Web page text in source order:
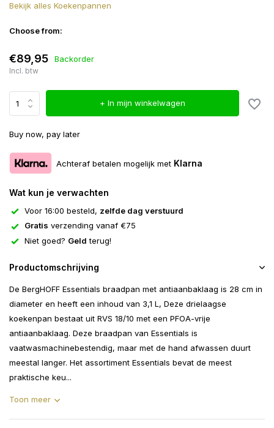
Bekijk alles Koekenpannen
Choose from:
€89,95 Backorder
Incl. btw
+ In mijn winkelwagen
Buy now, pay later
Achteraf betalen mogelijk met Klarna
Wat kun je verwachten
Voor 16:00 besteld, zelfde dag verstuurd
Gratis verzending vanaf €75
Niet goed? Geld terug!
Productomschrijving
De BergHOFF Essentials braadpan met antiaanbaklaag is 28 cm in
diameter en heeft een inhoud van 3,1 L, Deze drielaagse
koekenpan bestaat uit RVS 18/10 met een PFOA-vrije
antiaanbaklaag. Deze braadpan van Essentials is
vaatwasmachinebestendig, maar met de hand afwassen duurt
meestal langer. Het assortiment Essentials bevat de meest
praktische keu...
Toon meer